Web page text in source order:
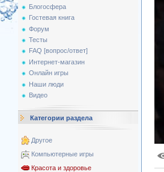
Блогосфера
Гостевая книга
Форум
Тесты
FAQ [вопрос/ответ]
Интернет-магазин
Онлайн игры
Наши люди
Видео
Категории раздела
Другое
Компьютерные игры
Красота и здоровье